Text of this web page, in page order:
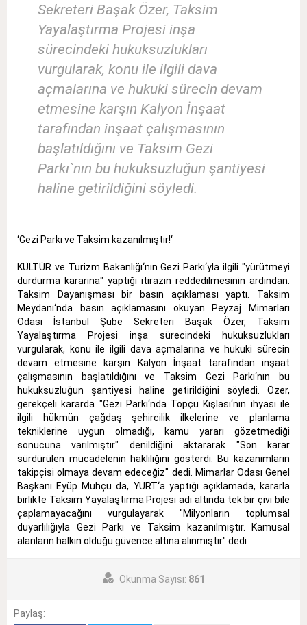
Sekreteri Başak Özer, Taksim
Yayalaştırma Projesi inşa
sürecindeki hukuksuzlukları
vurgularak, konu ile ilgili dava
açmalarına ve hukuki sürecin devam
etmesine karşın Kalyon İnşaat
tarafından inşaat çalışmasının
başlatıldığını ve Taksim Gezi
Parkı`nın bu hukuksuzluğun şantiyesi
haline getirildiğini söyledi.
‘Gezi Parkı ve Taksim kazanılmıştır!‘
KÜLTÜR ve Turizm Bakanlığı‘nın Gezi Parkı‘yla ilgili "yürütmeyi
durdurma kararına" yaptığı itirazın reddedilmesinin ardından.
Taksim Dayanışması bir basın açıklaması yaptı. Taksim
Meydanı‘nda basın açıklamasını okuyan Peyzaj Mimarları
Odası İstanbul Şube Sekreteri Başak Özer, Taksim
Yayalaştırma Projesi inşa sürecindeki hukuksuzlukları
vurgularak, konu ile ilgili dava açmalarına ve hukuki sürecin
devam etmesine karşın Kalyon İnşaat tarafından inşaat
çalışmasının başlatıldığını ve Taksim Gezi Parkı‘nın bu
hukuksuzluğun şantiyesi haline getirildiğini söyledi. Özer,
gerekçeli kararda "Gezi Parkı‘nda Topçu Kışlası‘nın ihyası ile
ilgili hükmün çağdaş şehircilik ilkelerine ve planlama
tekniklerine uygun olmadığı, kamu yararı gözetmediği
sonucuna varılmıştır" denildiğini aktararak "Son karar
sürdürülen mücadelenin haklılığını gösterdi. Bu kazanımların
takipçisi olmaya devam edeceğiz" dedi. Mimarlar Odası Genel
Başkanı Eyüp Muhçu da, YURT‘a yaptığı açıklamada, kararla
birlikte Taksim Yayalaştırma Projesi adı altında tek bir çivi bile
çaplamayacağını vurgulayarak "Milyonların toplumsal
duyarlılığıyla Gezi Parkı ve Taksim kazanılmıştır. Kamusal
alanların halkın olduğu güvence altına alınmıştır" dedi
Okunma Sayısı: 861
Paylaş: